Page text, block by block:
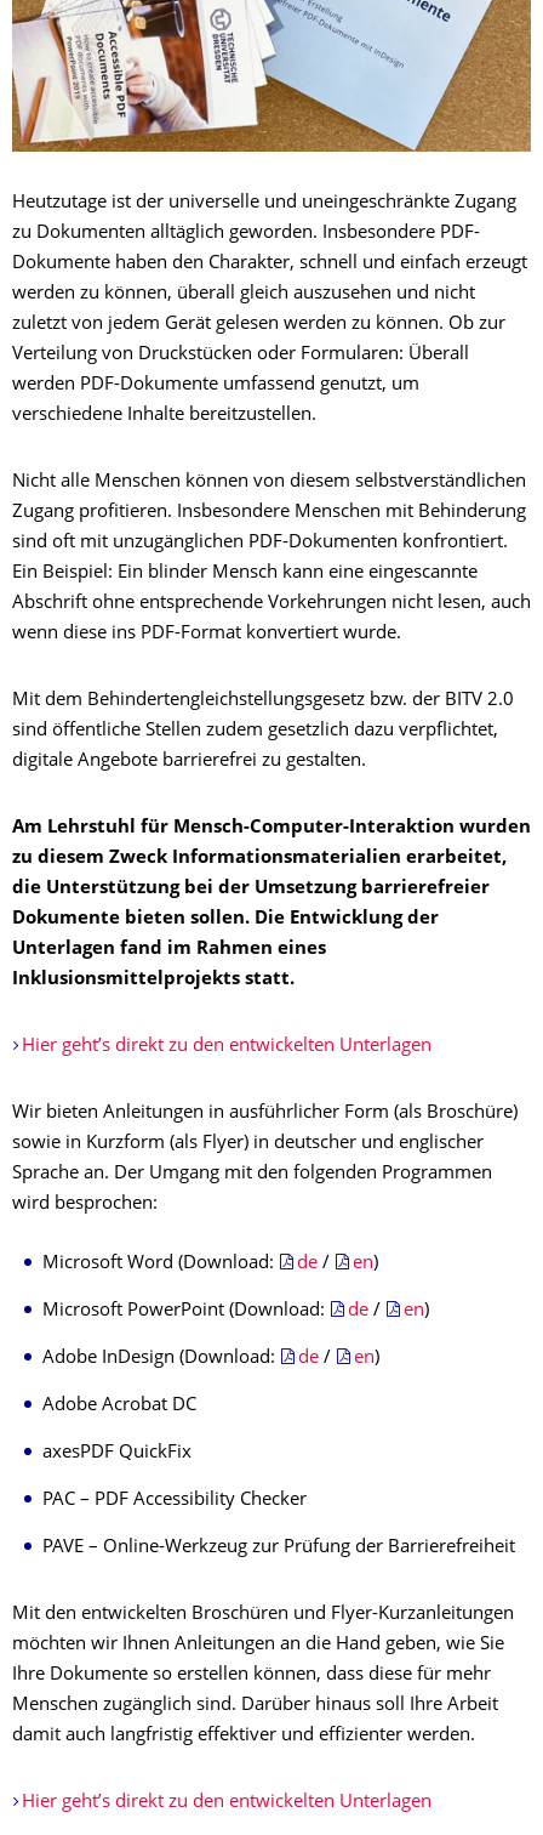
Heutzutage ist der universelle und uneingeschränkte Zugang
zu Dokumenten alltäglich geworden. Insbesondere PDF-
Dokumente haben den Charakter, schnell und einfach erzeugt
werden zu können, überall gleich auszusehen und nicht
zuletzt von jedem Gerät gelesen werden zu können. Ob zur
Verteilung von Druckstücken oder Formularen: Überall
werden PDF-Dokumente umfassend genutzt, um
verschiedene Inhalte bereitzustellen.
Nicht alle Menschen können von diesem selbstverständlichen
Zugang profitieren. Insbesondere Menschen mit Behinderung
sind oft mit unzugänglichen PDF-Dokumenten konfrontiert.
Ein Beispiel: Ein blinder Mensch kann eine eingescannte
Abschrift ohne entsprechende Vorkehrungen nicht lesen, auch
wenn diese ins PDF-Format konvertiert wurde.
Mit dem Behindertengleichstellungsgesetz bzw. der BITV 2.0
sind öffentliche Stellen zudem gesetzlich dazu verpflichtet,
digitale Angebote barrierefrei zu gestalten.
Am Lehrstuhl für Mensch-Computer-Interaktion wurden
zu diesem Zweck Informationsmaterialien erarbeitet,
die Unterstützung bei der Umsetzung barrierefreier
Dokumente bieten sollen. Die Entwicklung der
Unterlagen fand im Rahmen eines
Inklusionsmittelprojekts statt.
Hier geht’s direkt zu den entwickelten Unterlagen
Wir bieten Anleitungen in ausführlicher Form (als Broschüre)
sowie in Kurzform (als Flyer) in deutscher und englischer
Sprache an. Der Umgang mit den folgenden Programmen
wird besprochen:
Microsoft Word (Download: de / en)
Microsoft PowerPoint (Download: de / en)
Adobe InDesign (Download: de / en)
Adobe Acrobat DC
axesPDF QuickFix
PAC – PDF Accessibility Checker
PAVE – Online-Werkzeug zur Prüfung der Barrierefreiheit
Mit den entwickelten Broschüren und Flyer-Kurzanleitungen
möchten wir Ihnen Anleitungen an die Hand geben, wie Sie
Ihre Dokumente so erstellen können, dass diese für mehr
Menschen zugänglich sind. Darüber hinaus soll Ihre Arbeit
damit auch langfristig effektiver und effizienter werden.
Hier geht’s direkt zu den entwickelten Unterlagen